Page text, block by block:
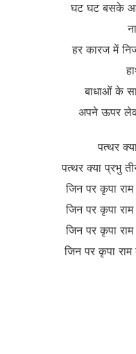
घट घट बसके
हर कारज में
बाधाओं के
अपने ऊपर
पत्थर
पत्थर क्या प्रभु
जिन पर कृपा
जिन पर कृपा
जिन पर कृपा
जिन पर कृपा राम